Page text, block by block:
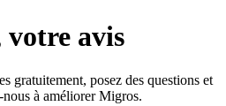
avis
gratuitement, posez des questions et
à améliorer Migros.